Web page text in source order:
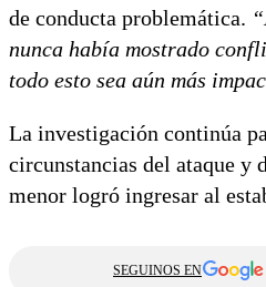
de conducta problemática.
nunca había mostrado
todo esto sea aún más
La investigación continúa
circunstancias del ataque y
menor logró ingresar al
SEGUINOS EN